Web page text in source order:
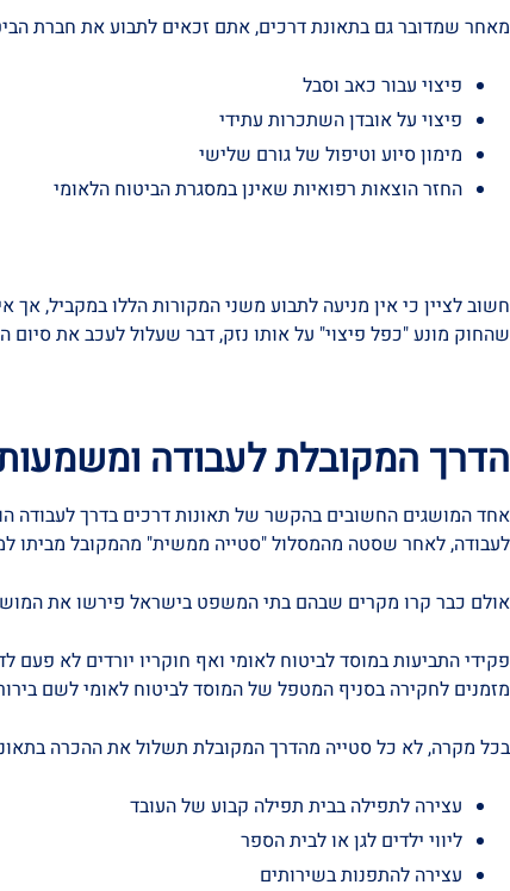
מאחר שמדובר גם בתאונת דרכים, אתם זכאים לתבוע את חברת
פיצוי עבור כאב וסבל
פיצוי על אובדן השתכרות עתידי
מימון סיוע וטיפול של גורם שלישי
החזר הוצאות רפואיות שאינן במסגרת הביטוח הלאומי
חשוב לציין כי אין מניעה לתבוע משני המקורות הללו במקביל,
שהחוק מונע "כפל פיצוי" על אותו נזק, דבר שעלול לעכב את סיום
הדרך המקובלת לעבודה
אחד המושגים החשובים בהקשר של תאונות דרכים בדרך לעבודה
לעבודה, לאחר שסטה מהמסלול "סטייה ממשית" מהמקובל מביתו
אולם כבר קרו מקרים שבהם בתי המשפט בישראל פירשו את
פקידי התביעות במוסד לביטוח לאומי ואף חוקריו יורדים לא
מזמנים לחקירה בסניף המטפל של המוסד לביטוח לאומי לשם
בכל מקרה, לא כל סטייה מהדרך המקובלת תשלול את ההכרה
עצירה לתפילה בבית תפילה קבוע של העובד
ליווי ילדים לגן או לבית הספר
עצירה להתפנות בשירותים